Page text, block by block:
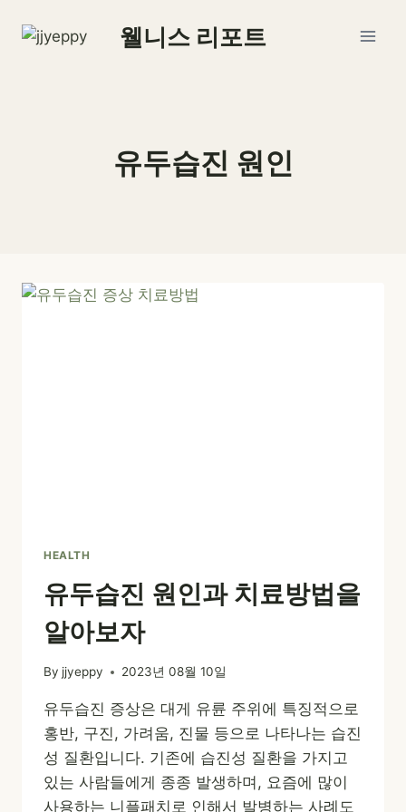
웰니스 리포트
유두습진 원인
HEALTH
유두습진 원인과 치료방법을
알아보자
By jjyeppy 2023년 08월 10일
유두습진 증상은 대게 유륜 주위에 특징적으로
홍반, 구진, 가려움, 진물 등으로 나타나는 습진
성 질환입니다. 기존에 습진성 질환을 가지고
있는 사람들에게 종종 발생하며, 요즘에 많이
사용하는 니플패치로 인해서 발병하는 사례도